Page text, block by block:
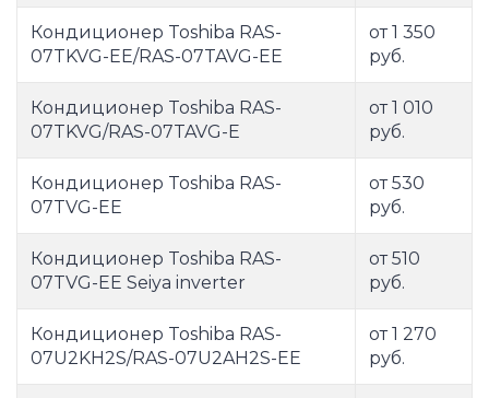
Кондиционер Toshiba RAS-
07TKVG-EE/RAS-07TAVG-EE
от 1 350
руб.
Кондиционер Toshiba RAS-
07TKVG/RAS-07TAVG-E
от 1 010
руб.
Кондиционер Toshiba RAS-
07TVG-EE
от 530
руб.
Кондиционер Toshiba RAS-
07TVG-EE Seiya inverter
от 510
руб.
Кондиционер Toshiba RAS-
07U2KH2S/RAS-07U2AH2S-EE
от 1 270
руб.